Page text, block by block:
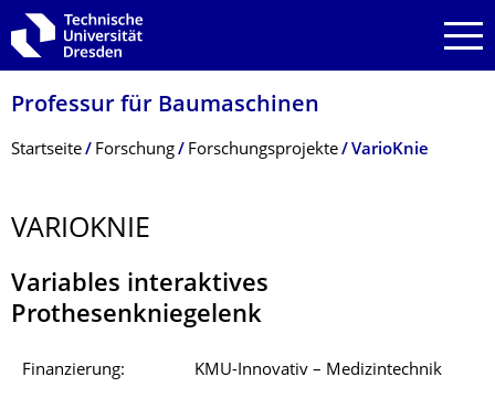
Zur Hauptnavigation springen
Zur Suche springen
Zum Inhalt springen
Professur für Baumaschinen
Breadcrumb-Menü
Startseite Forschung Forschungsprojekte VarioKnie
VARIOKNIE
Variables interaktives
Prothesenkniegelenk
Finanzierung: KMU-Innovativ – Medizintechnik